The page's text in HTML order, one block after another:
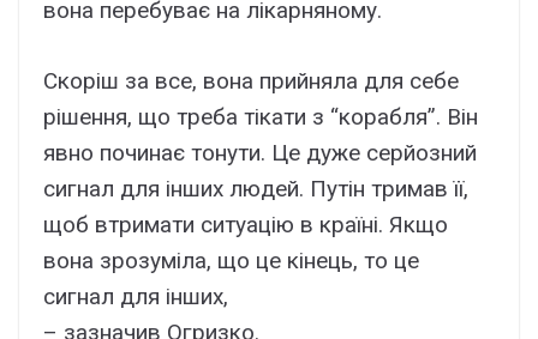
вона перебуває на лікарняному.
Скоріш за все, вона прийняла для себе
рішення, що треба тікати з “корабля”. Він
явно починає тонути. Це дуже серйозний
сигнал для інших людей. Путін тримав її,
щоб втримати ситуацію в країні. Якщо
вона зрозуміла, що це кінець, то це
сигнал для інших,
– зазначив Огризко.